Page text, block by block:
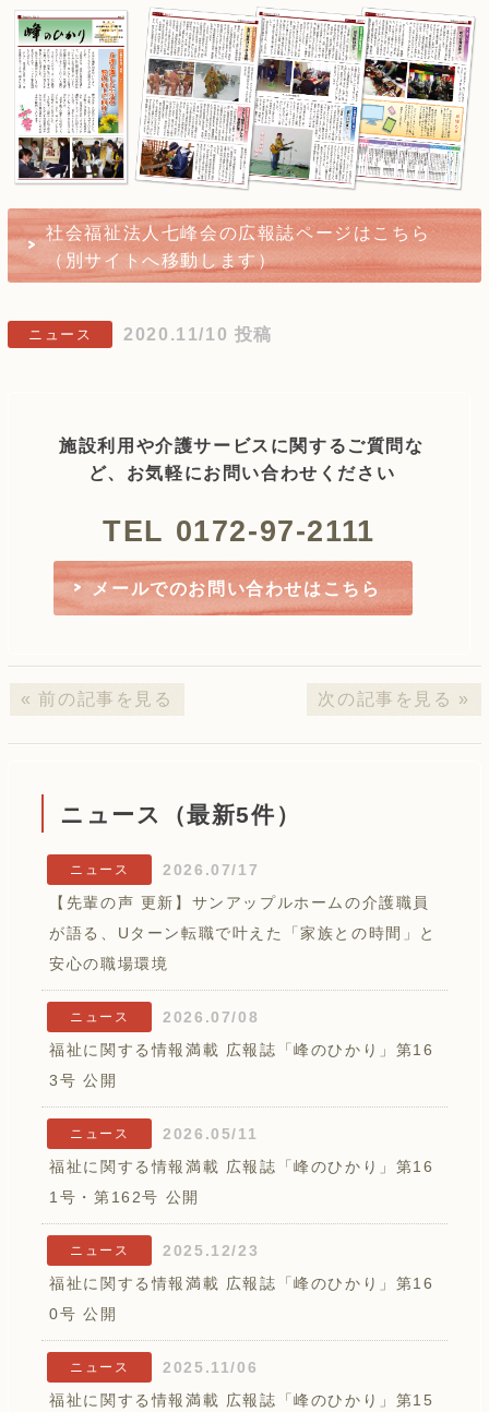
社会福祉法人七峰会の広報誌ページはこちら
（別サイトへ移動します）
ニュース 2020.11/10 投稿
施設利用や介護サービスに関するご質問な
ど、お気軽にお問い合わせください
TEL 0172-97-2111
メールでのお問い合わせはこちら
« 前の記事を見る 次の記事を見る »
ニュース（最新5件）
ニュース
2026.07/17
【先輩の声 更新】サンアップルホームの介護職員
が語る、Uターン転職で叶えた「家族との時間」と
安心の職場環境
ニュース
2026.07/08
福祉に関する情報満載 広報誌「峰のひかり」第16
3号 公開
ニュース
2026.05/11
福祉に関する情報満載 広報誌「峰のひかり」第16
1号・第162号 公開
ニュース
2025.12/23
福祉に関する情報満載 広報誌「峰のひかり」第16
0号 公開
ニュース
2025.11/06
福祉に関する情報満載 広報誌「峰のひかり」第15